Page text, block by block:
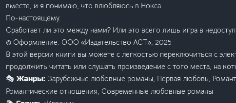
вместе, и я понимаю, что влюбляюсь в Нокса.
По-настоящему.
Сработает ли это между нами? Или это всего лишь игра в
© Оформление. ООО «Издательство АСТ», 2025
В этой версии книги вы можете с легкостью переключиться с
продолжить читать или слушать произведение с того места, на
🎭 Жанры: Зарубежные любовные романы, Первая любовь,
Романтические отношения, Современные любовные романы